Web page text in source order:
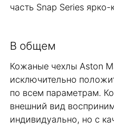
часть Snap Series ярко-
В общем
Кожаные чехлы Aston
исключительно
по всем параметрам.
внешний вид
индивидуально, но с